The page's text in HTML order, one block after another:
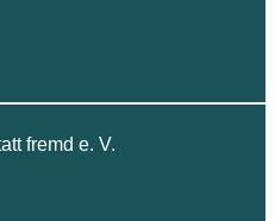
fremd e. V.